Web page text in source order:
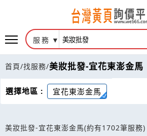
服務
首頁/找服務/美妝批發-宜花東澎金馬
選擇地區 : 宜花東澎金馬
美妝批發-宜花東澎金馬(約有1702筆服務)